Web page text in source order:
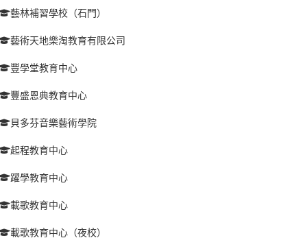
藝林補習學校（石門）
藝術天地樂淘教育有限公司
豐學堂教育中心
豐盛恩典教育中心
貝多芬音樂藝術學院
起程教育中心
躍學教育中心
載歌教育中心
載歌教育中心（夜校）